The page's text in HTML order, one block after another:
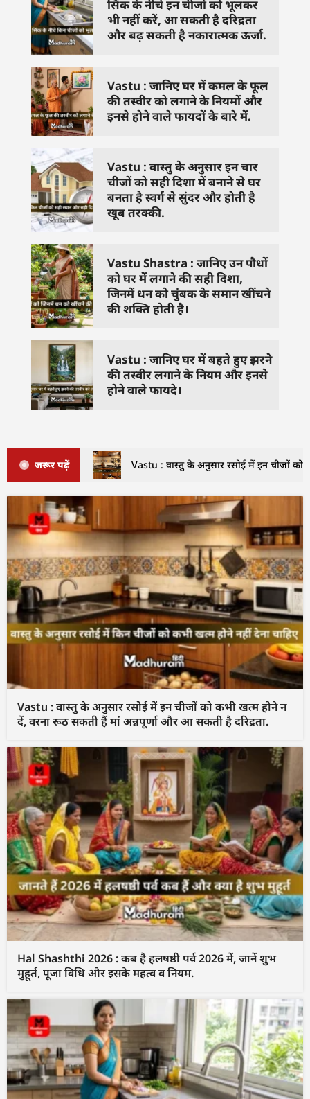
सिंक के नीचे इन चीजों को भूलकर
भी नहीं करें, आ सकती है दरिद्रता
और बढ़ सकती है नकारात्मक ऊर्जा.
Vastu : जानिए घर में कमल के फूल
की तस्वीर को लगाने के नियमों और
इनसे होने वाले फायदों के बारे में.
Vastu : वास्तु के अनुसार इन चार
चीजों को सही दिशा में बनाने से घर
बनता है स्वर्ग से सुंदर और होती है
खूब तरक्की.
Vastu Shastra : जानिए उन पौधों
को घर में लगाने की सही दिशा,
जिनमें धन को चुंबक के समान खींचने
की शक्ति होती है।
Vastu : जानिए घर में बहते हुए झरने
की तस्वीर लगाने के नियम और इनसे
होने वाले फायदे।
जरूर पढ़ें Vastu : वास्तु के अनुसार रसोई में इन चीजों को
Vastu : वास्तु के अनुसार रसोई में इन चीजों को कभी खत्म होने न
दें, वरना रूठ सकती हैं मां अन्नपूर्णा और आ सकती है दरिद्रता.
Hal Shashthi 2026 : कब है हलषष्ठी पर्व 2026 में, जानें शुभ
मुहूर्त, पूजा विधि और इसके महत्व व नियम.